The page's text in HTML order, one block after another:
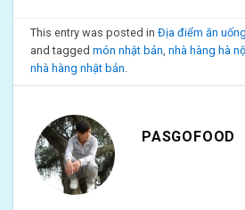
This entry was posted inĐịa điểm ăn
and taggedmón nhật bản,nhà hàng hà
nhà hàng nhật bản.
PASGOFOOD